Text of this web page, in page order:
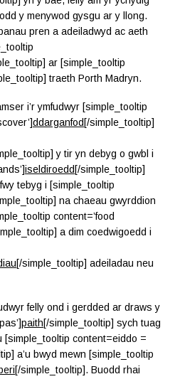
y menywod gysgu ar y llong.
pren a adeiladwyd ac aeth
ar [simple_tooltip
traeth Porth Madryn.
i’r ymfudwyr [simple_tooltip
ddarganfod [/simple_tooltip]
y tir yn debyg o gwbl i
iseldiroedd [/simple_tooltip]
tebyg i [simple_tooltip
na chaeau gwyrddion
content=’food
a dim coedwigoedd i
[/simple_tooltip] adeiladau neu
felly ond i gerdded ar draws y
paith[/simple_tooltip] sych tuag
[simple_tooltip content=eiddo =
a’u bwyd mewn [simple_tooltip
[/simple_tooltip]. Buodd rhai